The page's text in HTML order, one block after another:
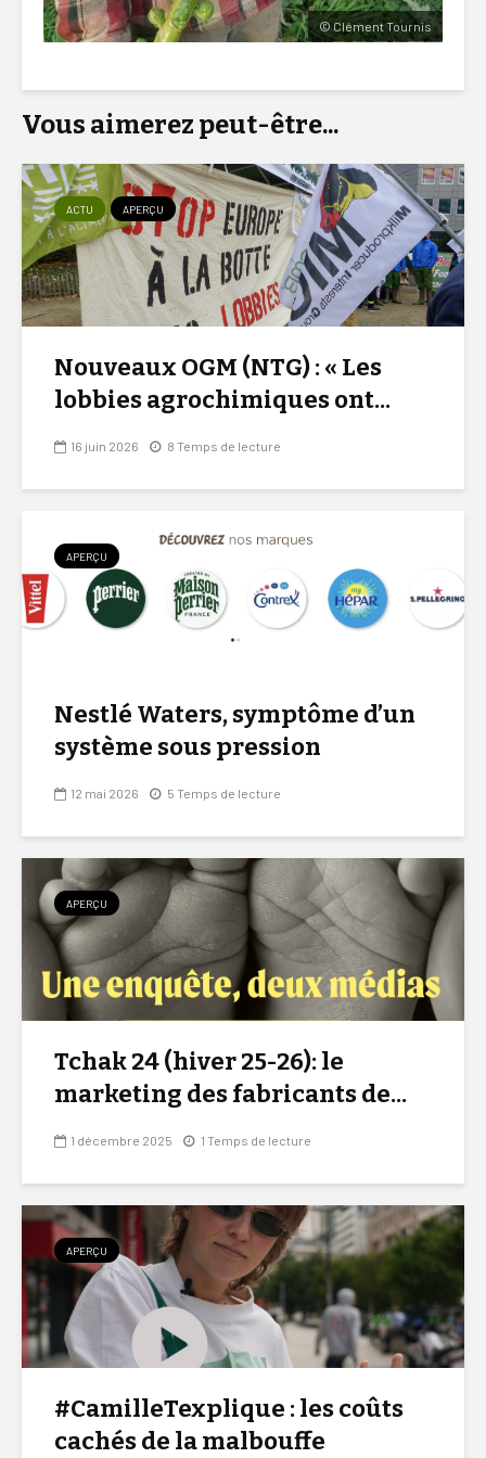
© Clément Tournis
Vous aimerez peut-être...
ACTU APERÇU
Nouveaux OGM (NTG) : « Les
lobbies agrochimiques ont...
16 juin 2026 8 Temps de lecture
APERÇU
Nestlé Waters, symptôme d’un
système sous pression
12 mai 2026 5 Temps de lecture
APERÇU
Tchak 24 (hiver 25-26): le
marketing des fabricants de...
1 décembre 2025 1 Temps de lecture
APERÇU
#CamilleTexplique : les coûts
cachés de la malbouffe